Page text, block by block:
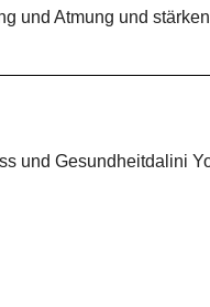
und Atmung und
und Gesundheitdalini